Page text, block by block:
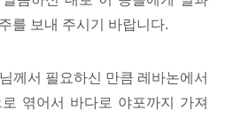
를 보내 주시기 바랍니다.
께서 필요하신 만큼 레바논에서
엮어서 바다로 야포까지 가져